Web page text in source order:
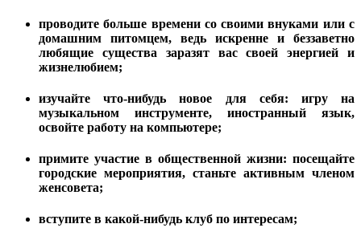
проводите больше времени со своими внуками или с
домашним питомцем, ведь искренне и беззаветно
любящие существа заразят вас своей энергией и
жизнелюбием;
изучайте что-нибудь новое для себя: игру на
музыкальном инструменте, иностранный язык,
освойте работу на компьютере;
примите участие в общественной жизни: посещайте
городские мероприятия, станьте активным членом
женсовета;
вступите в какой-нибудь клуб по интересам;